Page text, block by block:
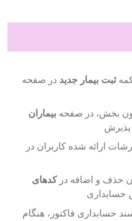
ثبت بیمار جدید در صفحه
بخش، در صفحه بیماران
ارائه شده کاربران در
حذف و اضافه درکدهای
حسابداری
حسابداری فاکتور، هنگام